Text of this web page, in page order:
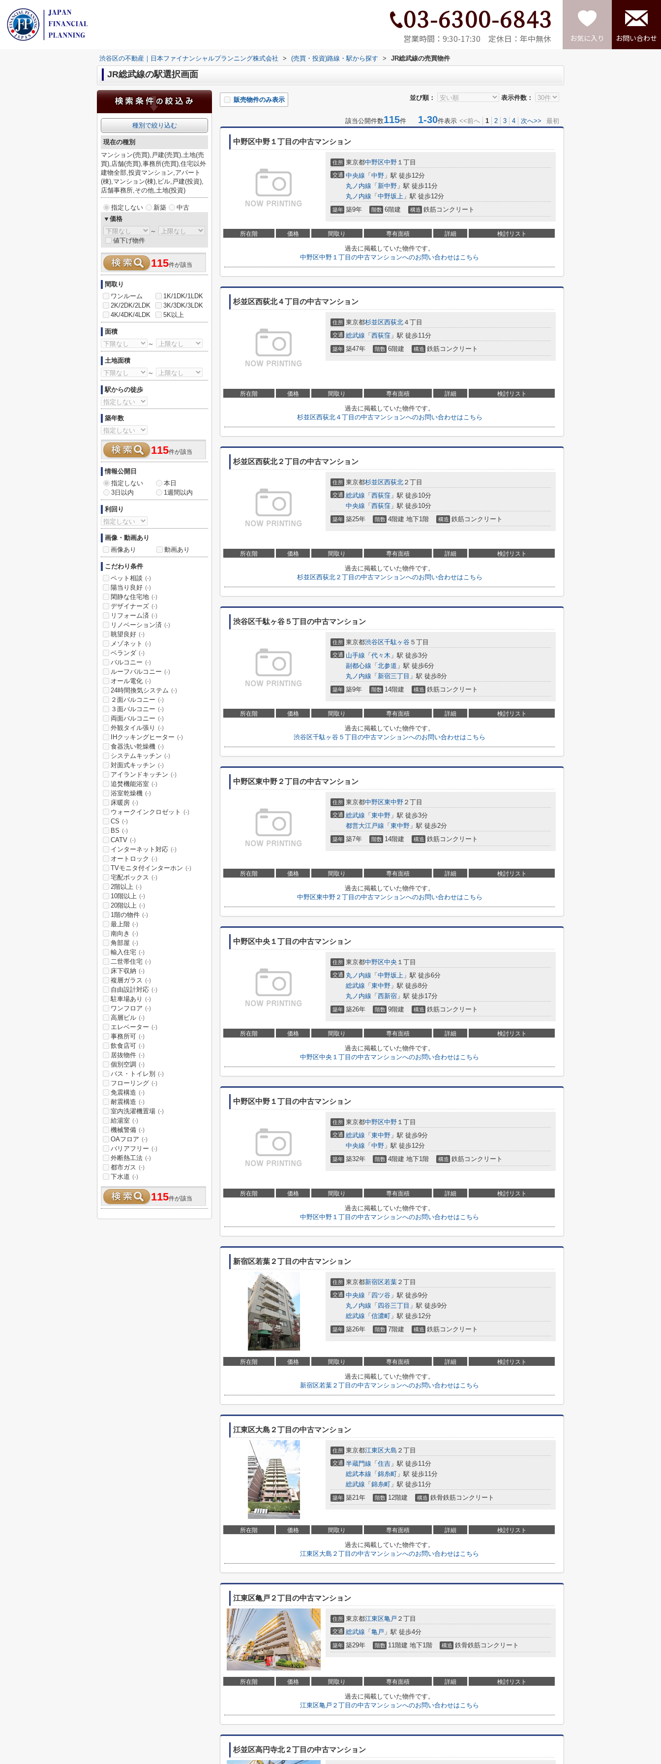
03-6300-6843
営業時間：9:30-17:30 定休日：年中無休 お気に入り お問い合わせ
渋谷区の不動産｜日本ファイナンシャルプランニング株式会社 > (売買・投資)路線・駅から探す > JR総武線の売買物件
JR総武線の駅選択画面
並び順： 表示件数：
販売物件のみ表示
該当公開件数115件 1-30件表示 <<前へ 1 2 3 4 次へ>> 最初
中野区中野１丁目の中古マンション
住所 東京都中野区中野 １丁目
交通 中央線 「 中野 」駅 徒歩12分
丸ノ内線 「 新中野 」駅 徒歩11分
丸ノ内線 「 中野坂上 」駅 徒歩12分
築年 築9年 階数 6階建 構造 鉄筋コンクリート
所在階 価格 間取り 専有面積 詳細 検討リスト
過去に掲載していた物件です。
中野区中野１丁目の中古マンションへのお問い合わせはこちら
杉並区西荻北４丁目の中古マンション
住所 東京都杉並区西荻北 ４丁目
交通 総武線 「 西荻窪 」駅 徒歩11分
築年 築47年 階数 6階建 構造 鉄筋コンクリート
所在階 価格 間取り 専有面積 詳細 検討リスト
過去に掲載していた物件です。
杉並区西荻北４丁目の中古マンションへのお問い合わせはこちら
杉並区西荻北２丁目の中古マンション
住所 東京都杉並区西荻北 ２丁目
交通 総武線 「 西荻窪 」駅 徒歩10分
中央線 「 西荻窪 」駅 徒歩10分
築年 築25年 階数 4階建 地下1階 構造 鉄筋コンクリート
所在階 価格 間取り 専有面積 詳細 検討リスト
過去に掲載していた物件です。
杉並区西荻北２丁目の中古マンションへのお問い合わせはこちら
渋谷区千駄ヶ谷５丁目の中古マンション
住所 東京都渋谷区千駄ヶ谷 ５丁目
交通 山手線 「 代々木 」駅 徒歩3分
副都心線 「 北参道 」駅 徒歩6分
丸ノ内線 「 新宿三丁目 」駅 徒歩8分
築年 築9年 階数 14階建 構造 鉄筋コンクリート
所在階 価格 間取り 専有面積 詳細 検討リスト
過去に掲載していた物件です。
渋谷区千駄ヶ谷５丁目の中古マンションへのお問い合わせはこちら
中野区東中野２丁目の中古マンション
住所 東京都中野区東中野 ２丁目
交通 総武線 「 東中野 」駅 徒歩3分
都営大江戸線 「 東中野 」駅 徒歩2分
築年 築7年 階数 14階建 構造 鉄筋コンクリート
所在階 価格 間取り 専有面積 詳細 検討リスト
過去に掲載していた物件です。
中野区東中野２丁目の中古マンションへのお問い合わせはこちら
中野区中央１丁目の中古マンション
住所 東京都中野区中央 １丁目
交通 丸ノ内線 「 中野坂上 」駅 徒歩6分
総武線 「 東中野 」駅 徒歩8分
丸ノ内線 「 西新宿 」駅 徒歩17分
築年 築26年 階数 9階建 構造 鉄筋コンクリート
所在階 価格 間取り 専有面積 詳細 検討リスト
過去に掲載していた物件です。
中野区中央１丁目の中古マンションへのお問い合わせはこちら
中野区中野１丁目の中古マンション
住所 東京都中野区中野 １丁目
交通 総武線 「 東中野 」駅 徒歩9分
中央線 「 中野 」駅 徒歩12分
築年 築32年 階数 4階建 地下1階 構造 鉄筋コンクリート
所在階 価格 間取り 専有面積 詳細 検討リスト
過去に掲載していた物件です。
中野区中野１丁目の中古マンションへのお問い合わせはこちら
新宿区若葉２丁目の中古マンション
住所 東京都新宿区若葉 ２丁目
交通 中央線 「 四ツ谷 」駅 徒歩9分
丸ノ内線 「 四谷三丁目 」駅 徒歩9分
総武線 「 信濃町 」駅 徒歩12分
築年 築26年 階数 7階建 構造 鉄筋コンクリート
所在階 価格 間取り 専有面積 詳細 検討リスト
過去に掲載していた物件です。
新宿区若葉２丁目の中古マンションへのお問い合わせはこちら
江東区大島２丁目の中古マンション
住所 東京都江東区大島 ２丁目
交通 半蔵門線 「 住吉 」駅 徒歩11分
総武本線 「 錦糸町 」駅 徒歩11分
総武線 「 錦糸町 」駅 徒歩11分
築年 築21年 階数 12階建 構造 鉄骨鉄筋コンクリート
所在階 価格 間取り 専有面積 詳細 検討リスト
過去に掲載していた物件です。
江東区大島２丁目の中古マンションへのお問い合わせはこちら
江東区亀戸２丁目の中古マンション
住所 東京都江東区亀戸 ２丁目
交通 総武線 「 亀戸 」駅 徒歩4分
築年 築29年 階数 11階建 地下1階 構造 鉄骨鉄筋コンクリート
所在階 価格 間取り 専有面積 詳細 検討リスト
過去に掲載していた物件です。
江東区亀戸２丁目の中古マンションへのお問い合わせはこちら
杉並区高円寺北２丁目の中古マンション
種別で絞り込む
現在の種別
マンション(売買),戸建(売買),土地(売
買),店舗(売買),事務所(売買),住宅以外
建物全部,投資マンション,アパート
(棟),マンション(棟),ビル,戸建(投資),
店舗事務所,その他,土地(投資)
指定しない 新築
中古
▼価格
～
値下げ物件
115件が該当
間取り
ワンルーム
1K/1DK/1LDK
2K/2DK/2LDK
3K/3DK/3LDK
4K/4DK/4LDK
5K以上
面積
～
土地面積
～
駅からの徒歩
築年数
115件が該当
情報公開日
指定しない
本日
3日以内
1週間以内
利回り
画像・動画あり
画像あり
動画あり
こだわり条件
ペット相談 (-)
陽当り良好 (-)
閑静な住宅地 (-)
デザイナーズ (-)
リフォーム済 (-)
リノベーション済 (-)
眺望良好 (-)
メゾネット (-)
ベランダ (-)
バルコニー (-)
ルーフバルコニー (-)
オール電化 (-)
24時間換気システム (-)
２面バルコニー (-)
３面バルコニー (-)
両面バルコニー (-)
外観タイル張り (-)
IHクッキングヒーター (-)
食器洗い乾燥機 (-)
システムキッチン (-)
対面式キッチン (-)
アイランドキッチン (-)
追焚機能浴室 (-)
浴室乾燥機 (-)
床暖房 (-)
ウォークインクロゼット (-)
CS (-)
BS (-)
CATV (-)
インターネット対応 (-)
オートロック (-)
TVモニタ付インターホン (-)
宅配ボックス (-)
2階以上 (-)
10階以上 (-)
20階以上 (-)
1階の物件 (-)
最上階 (-)
南向き (-)
角部屋 (-)
輸入住宅 (-)
二世帯住宅 (-)
床下収納 (-)
複層ガラス (-)
自由設計対応 (-)
駐車場あり (-)
ワンフロア (-)
高層ビル (-)
エレベーター (-)
事務所可 (-)
飲食店可 (-)
居抜物件 (-)
個別空調 (-)
バス・トイレ別 (-)
フローリング (-)
免震構造 (-)
耐震構造 (-)
室内洗濯機置場 (-)
給湯室 (-)
機械警備 (-)
OAフロア (-)
バリアフリー (-)
外断熱工法 (-)
都市ガス (-)
下水道 (-)
115件が該当